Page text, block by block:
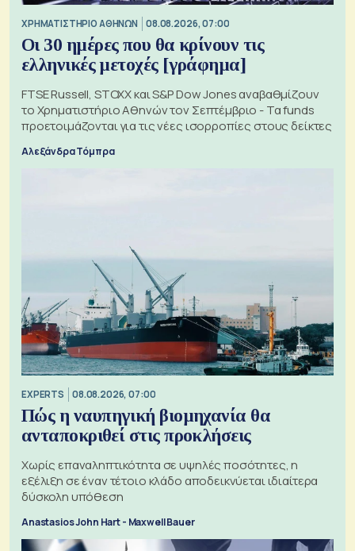
XΡΗΜΑΤΙΣΤΗΡΙΟ ΑΘΗΝΩΝ 08.08.2026, 07:00
Οι 30 ημέρες που θα κρίνουν τις
ελληνικές μετοχές [γράφημα]
FTSE Russell, STOXX και S&P Dow Jones αναβαθμίζουν
το Χρηματιστήριο Αθηνών τον Σεπτέμβριο - Τα funds
προετοιμάζονται για τις νέες ισορροπίες στους δείκτες
Αλεξάνδρα Τόμπρα
EXPERTS 08.08.2026, 07:00
Πώς η ναυπηγική βιομηχανία θα
ανταποκριθεί στις προκλήσεις
Χωρίς επαναληπτικότητα σε υψηλές ποσότητες, η
εξέλιξη σε έναν τέτοιο κλάδο αποδεικνύεται ιδιαίτερα
δύσκολη υπόθεση
Anastasios John Hart - Maxwell Bauer